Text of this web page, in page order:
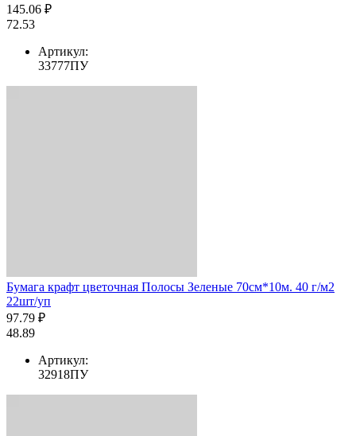
145.06 ₽
72.53
Артикул:
33777ПУ
Бумага крафт цветочная Полосы Зеленые 70см*10м. 40 г/м2
22шт/уп
97.79 ₽
48.89
Артикул:
32918ПУ